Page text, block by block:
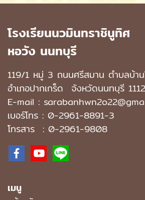
โรงเรียนนวมินทราชินูทิศ
หอวัง นนทบุรี
119/1 หมู่ 3 ถนนศรีสมาน ตำบลบ้า
อำเภอปากเกร็ด จังหวัดนนทบุรี
E-mail :
เบอร์โทร : 0-2961-8891-3
โทรสาร : 0-2961-9808
เมนู